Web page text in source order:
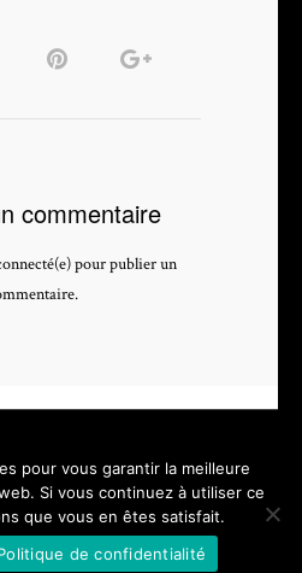
commentaire
pour publier un
PROFESSIONNEL - depuis 2005 -
pour vous garantir la meilleure
Si vous continuez à utiliser ce
que vous en êtes satisfait.
de confidentialité